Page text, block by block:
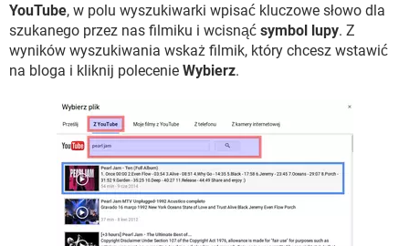
YouTube, w polu wyszukiwarki wpisać kluczowe słowo dla
szukanego przez nas filmiku i wcisnąć symbol lupy. Z
wyników wyszukiwania wskaż filmik, który chcesz wstawić
na bloga i kliknij polecenie Wybierz.